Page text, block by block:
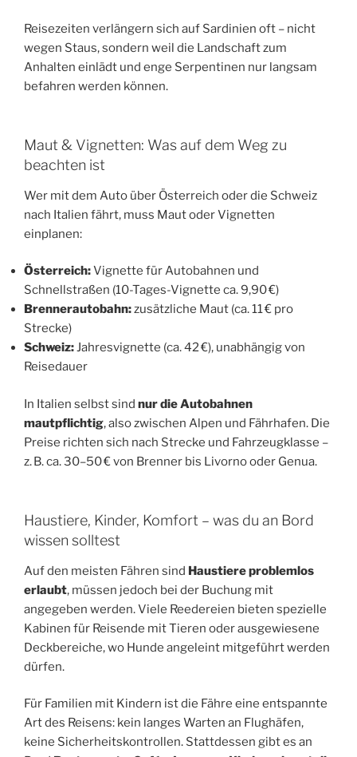
Reisezeiten verlängern sich auf Sardinien oft – nicht
wegen Staus, sondern weil die Landschaft zum
Anhalten einlädt und enge Serpentinen nur langsam
befahren werden können.
Maut & Vignetten: Was auf dem Weg zu
beachten ist
Wer mit dem Auto über Österreich oder die Schweiz
nach Italien fährt, muss Maut oder Vignetten
einplanen:
Österreich:Vignette für Autobahnen und
Schnellstraßen (10-Tages-Vignette ca. 9,90 €)
Brennerautobahn:zusätzliche Maut (ca. 11 € pro
Strecke)
Schweiz:Jahresvignette (ca. 42 €), unabhängig von
Reisedauer
In Italien selbst sind nur die Autobahnen
mautpflichtig, also zwischen Alpen und Fährhafen. Die
Preise richten sich nach Strecke und Fahrzeugklasse –
z. B. ca. 30–50 € von Brenner bis Livorno oder Genua.
Haustiere, Kinder, Komfort – was du an Bord
wissen solltest
Auf den meisten Fähren sind Haustiere problemlos
erlaubt, müssen jedoch bei der Buchung mit
angegeben werden. Viele Reedereien bieten spezielle
Kabinen für Reisende mit Tieren oder ausgewiesene
Deckbereiche, wo Hunde angeleint mitgeführt werden
dürfen.
Für Familien mit Kindern ist die Fähre eine entspannte
Art des Reisens: kein langes Warten an Flughäfen,
keine Sicherheitskontrollen. Stattdessen gibt es an